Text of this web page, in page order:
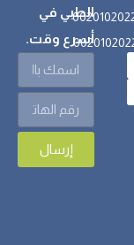
الطبي في
أسرع وقت.
إرسال